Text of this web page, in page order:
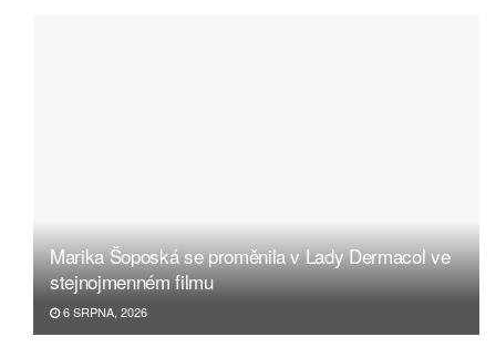
Marika Šoposká se proměnila v Lady Dermacol ve
stejnojmenném filmu
6 SRPNA, 2026